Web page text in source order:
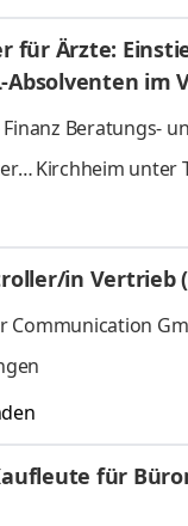
für Ärzte:
Absolventen im
Beratungs-
Kirchheim unter
in Vertrieb
Communication
für